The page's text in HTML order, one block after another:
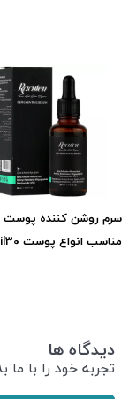
سرم روشن کننده پوست
مناسب انواع پوست mil30
دیدگاه ها
تجربه خود را با ما